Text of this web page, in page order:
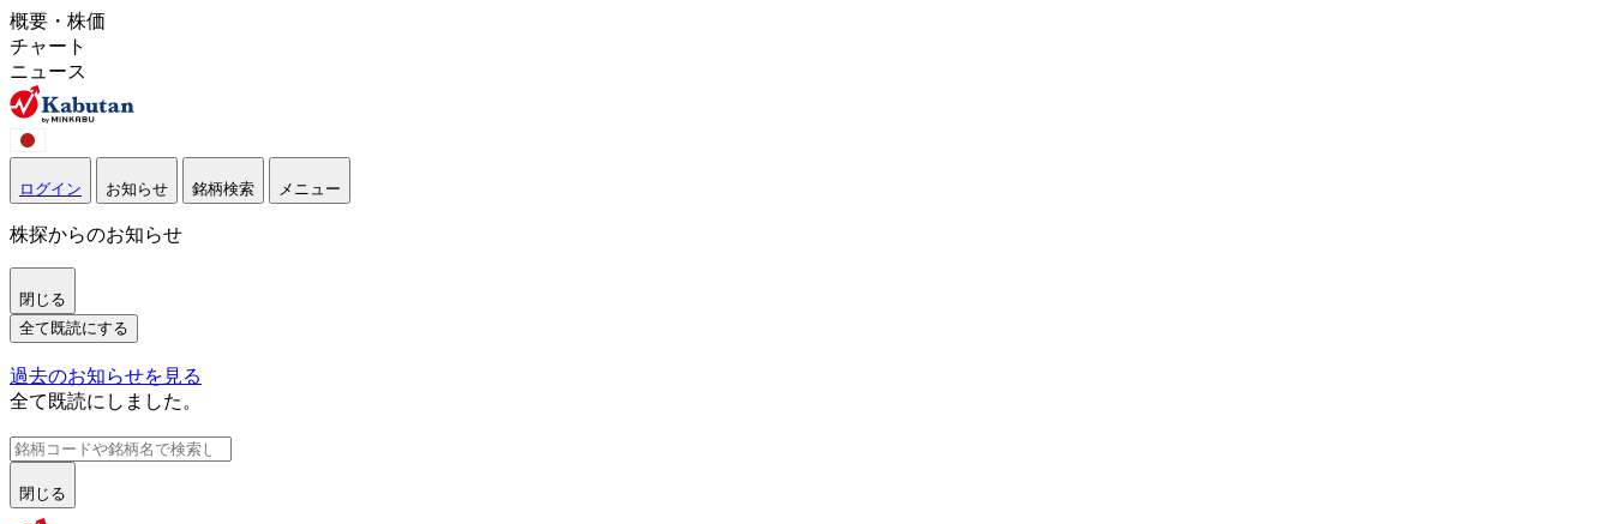
概要・株価
チャート
ニュース
ログイン お知らせ 銘柄検索 メニュー
株探からのお知らせ
閉じる
全て既読にする
過去のお知らせを見る
全て既読にしました。
閉じる